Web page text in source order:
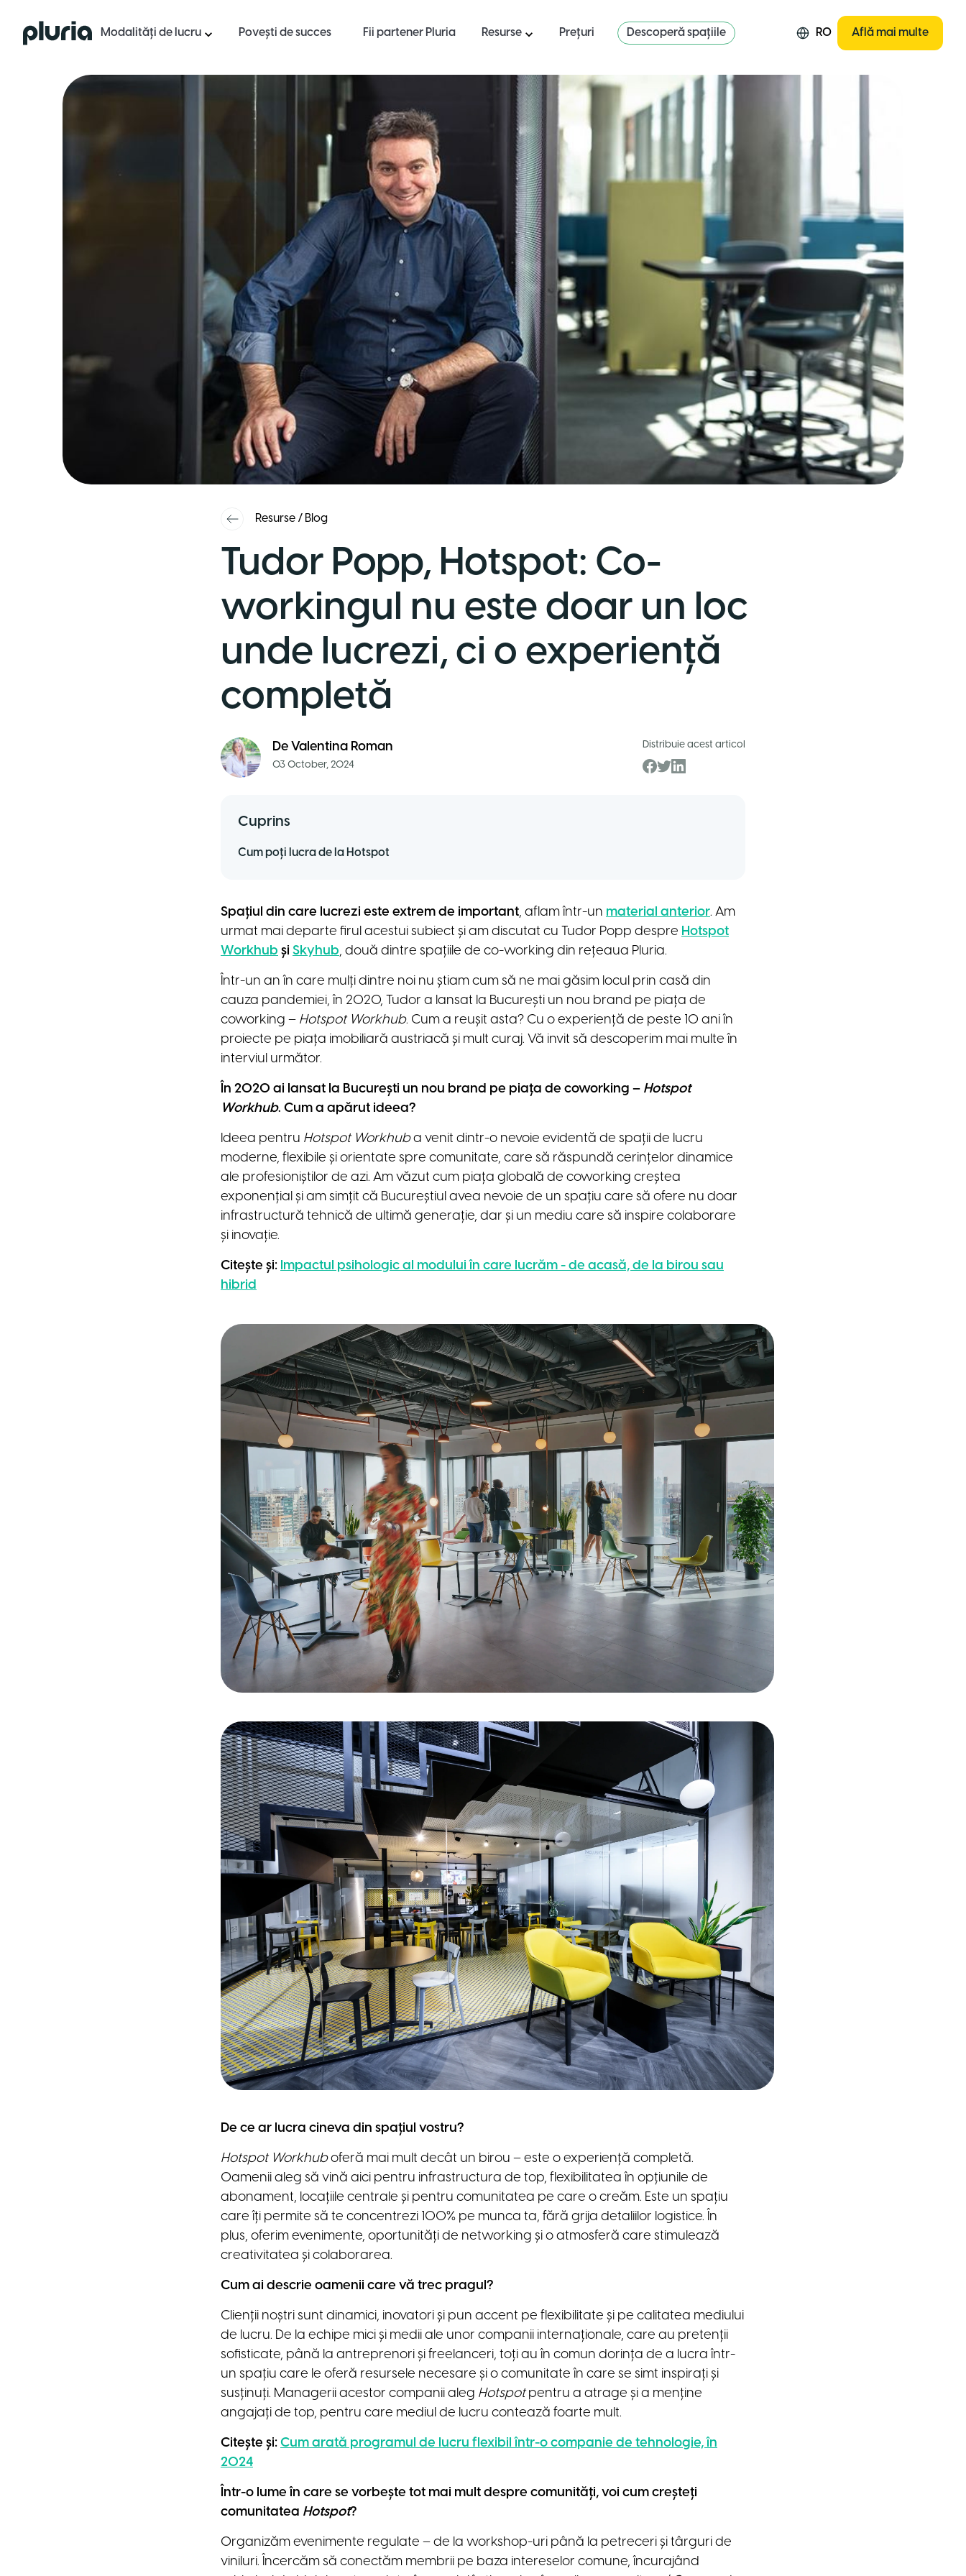
Logo Pluria Modalități de lucru Povești de succes Fii partener Pluria Resurse Prețuri Descoperă spațiile RO Află mai multe
Resurse / Blog
Tudor Popp, Hotspot: Co-
workingul nu este doar un loc
unde lucrezi, ci o experiență
completă
De Valentina Roman
03 October, 2024
Distribuie acest articol
Cuprins
Cum poți lucra de la Hotspot
Spațiul din care lucrezi este extrem de important, aflam într-un material anterior. Am
urmat mai departe firul acestui subiect și am discutat cu Tudor Popp despre Hotspot
Workhub și Skyhub, două dintre spațiile de co-working din rețeaua Pluria.
Într-un an în care mulți dintre noi nu știam cum să ne mai găsim locul prin casă din
cauza pandemiei, în 2020, Tudor a lansat la București un nou brand pe piața de
coworking – Hotspot Workhub. Cum a reușit asta? Cu o experiență de peste 10 ani în
proiecte pe piața imobiliară austriacă și mult curaj. Vă invit să descoperim mai multe în
interviul următor.
În 2020 ai lansat la București un nou brand pe piața de coworking – Hotspot
Workhub. Cum a apărut ideea?
Ideea pentru Hotspot Workhuba venit dintr-o nevoie evidentă de spații de lucru
moderne, flexibile și orientate spre comunitate, care să răspundă cerințelor dinamice
ale profesioniștilor de azi. Am văzut cum piața globală de coworking creștea
exponențial și am simțit că Bucureștiul avea nevoie de un spațiu care să ofere nu doar
infrastructură tehnică de ultimă generație, dar și un mediu care să inspire colaborare
și inovație.
Citește și: Impactul psihologic al modului în care lucrăm - de acasă, de la birou sau
hibrid
De ce ar lucra cineva din spațiul vostru?
Hotspot Workhuboferă mai mult decât un birou – este o experiență completă.
Oamenii aleg să vină aici pentru infrastructura de top, flexibilitatea în opțiunile de
abonament, locațiile centrale și pentru comunitatea pe care o creăm. Este un spațiu
care îți permite să te concentrezi 100% pe munca ta, fără grija detaliilor logistice. În
plus, oferim evenimente, oportunități de networking și o atmosferă care stimulează
creativitatea și colaborarea.
Cum ai descrie oamenii care vă trec pragul?
Clienții noștri sunt dinamici, inovatori și pun accent pe flexibilitate și pe calitatea mediului
de lucru. De la echipe mici și medii ale unor companii internaționale, care au pretenții
sofisticate, până la antreprenori și freelanceri, toți au în comun dorința de a lucra într-
un spațiu care le oferă resursele necesare și o comunitate în care se simt inspirați și
susținuți. Managerii acestor companii aleg Hotspotpentru a atrage și a menține
angajați de top, pentru care mediul de lucru contează foarte mult.
Citește și: Cum arată programul de lucru flexibil într-o companie de tehnologie, în
2024
Într-o lume în care se vorbește tot mai mult despre comunități, voi cum creșteți
comunitatea Hotspot?
Organizăm evenimente regulate – de la workshop-uri până la petreceri și târguri de
viniluri. Încercăm să conectăm membrii pe baza intereselor comune, încurajând